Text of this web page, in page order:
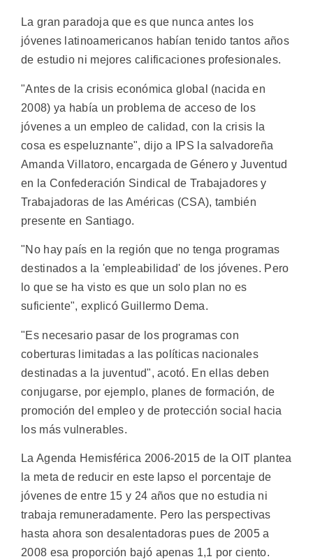
La gran paradoja que es que nunca antes los
jóvenes latinoamericanos habían tenido tantos años
de estudio ni mejores calificaciones profesionales.
"Antes de la crisis económica global (nacida en
2008) ya había un problema de acceso de los
jóvenes a un empleo de calidad, con la crisis la
cosa es espeluznante", dijo a IPS la salvadoreña
Amanda Villatoro, encargada de Género y Juventud
en la Confederación Sindical de Trabajadores y
Trabajadoras de las Américas (CSA), también
presente en Santiago.
"No hay país en la región que no tenga programas
destinados a la 'empleabilidad' de los jóvenes. Pero
lo que se ha visto es que un solo plan no es
suficiente", explicó Guillermo Dema.
"Es necesario pasar de los programas con
coberturas limitadas a las políticas nacionales
destinadas a la juventud", acotó. En ellas deben
conjugarse, por ejemplo, planes de formación, de
promoción del empleo y de protección social hacia
los más vulnerables.
La Agenda Hemisférica 2006-2015 de la OIT plantea
la meta de reducir en este lapso el porcentaje de
jóvenes de entre 15 y 24 años que no estudia ni
trabaja remuneradamente. Pero las perspectivas
hasta ahora son desalentadoras pues de 2005 a
2008 esa proporción bajó apenas 1,1 por ciento.